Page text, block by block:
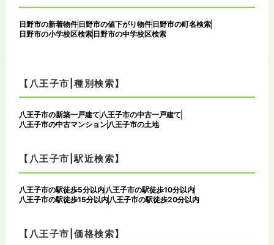
日野市の新着物件 日野市の値下がり物件 日野市の町名検索
日野市の小学校区検索 日野市の中学校区検索
【八王子市|種別検索】
八王子市の新築一戸建て 八王子市の中古一戸建て
八王子市の中古マンション 八王子市の土地
【八王子市|駅近検索】
八王子市の駅徒歩5分以内 八王子市の駅徒歩10分以内
八王子市の駅徒歩15分以内 八王子市の駅徒歩20分以内
【八王子市|価格検索】